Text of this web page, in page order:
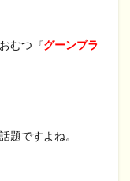
むつ『グーンプラ
題ですよね。